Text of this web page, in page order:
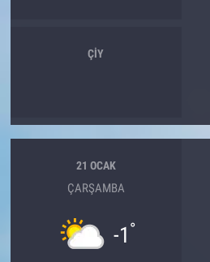
ÇIY
21 OCAK
ÇARŞAMBA
-1 °